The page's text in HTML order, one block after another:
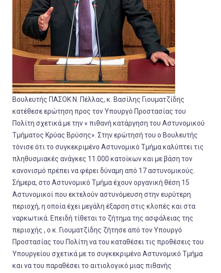
Βουλευτής ΠΑΣΟΚ Ν. Πέλλας, κ. Βασίλης Γιουματζίδης
κατέθεσε ερώτηση προς τον Υπουργό Προστασίας του
Πολίτη σχετικά με την « πιθανή κατάργηση του Αστυνομικού
Τμήματος Κρύας Βρύσης». Στην ερώτησή του ο Βουλευτής
τόνισε ότι το συγκεκριμένο Αστυνομικό Τμήμα καλύπτει τις
πληθυσμιακές ανάγκες 11.000 κατοίκων και με βάση τον
κανονισμό πρέπει να φέρει δύναμη από 17 αστυνομικούς.
Σήμερα, στο Αστυνομικό Τμήμα έχουν οργανική θέση 15
Αστυνομικοί που εκτελούν αστυνόμευση στην ευρύτερη
περιοχή, η οποία έχει μεγάλη έξαρση στις κλοπές και στα
ναρκωτικά. Επειδή τίθεται το ζήτημα της ασφάλειας της
περιοχής , ο κ. Γιουματζίδης ζήτησε από τον Υπουργό
Προστασίας του Πολίτη να του καταθέσει τις προθέσεις του
Υπουργείου σχετικά με το συγκεκριμένο Αστυνομικό Τμήμα
και να του παραθέσει το αιτιολογικό μιας πιθανής